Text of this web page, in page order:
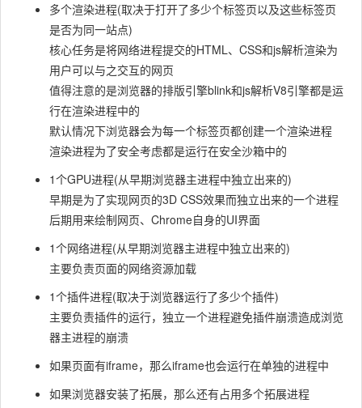
多个渲染进程(取决于打开了多少个标签页以及这些标签页
是否为同一站点)
核心任务是将网络进程提交的HTML、CSS和js解析渲染为
用户可以与之交互的网页
值得注意的是浏览器的排版引擎blink和js解析V8引擎都是运
行在渲染进程中的
默认情况下浏览器会为每一个标签页都创建一个渲染进程
渲染进程为了安全考虑都是运行在安全沙箱中的
1个GPU进程(从早期浏览器主进程中独立出来的)
早期是为了实现网页的3D CSS效果而独立出来的一个进程
后期用来绘制网页、Chrome自身的UI界面
1个网络进程(从早期浏览器主进程中独立出来的)
主要负责页面的网络资源加载
1个插件进程(取决于浏览器运行了多少个插件)
主要负责插件的运行，独立一个进程避免插件崩溃造成浏览
器主进程的崩溃
如果页面有iframe，那么iframe也会运行在单独的进程中
如果浏览器安装了拓展，那么还有占用多个拓展进程